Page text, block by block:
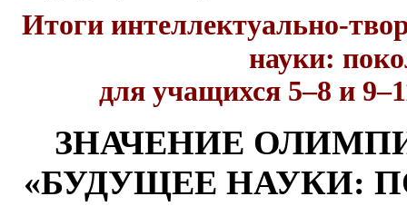
Итоги интеллектуально-
науки:
для учащихся 5–8 и
ЗНАЧЕНИЕ
«БУДУЩЕЕ НАУКИ: